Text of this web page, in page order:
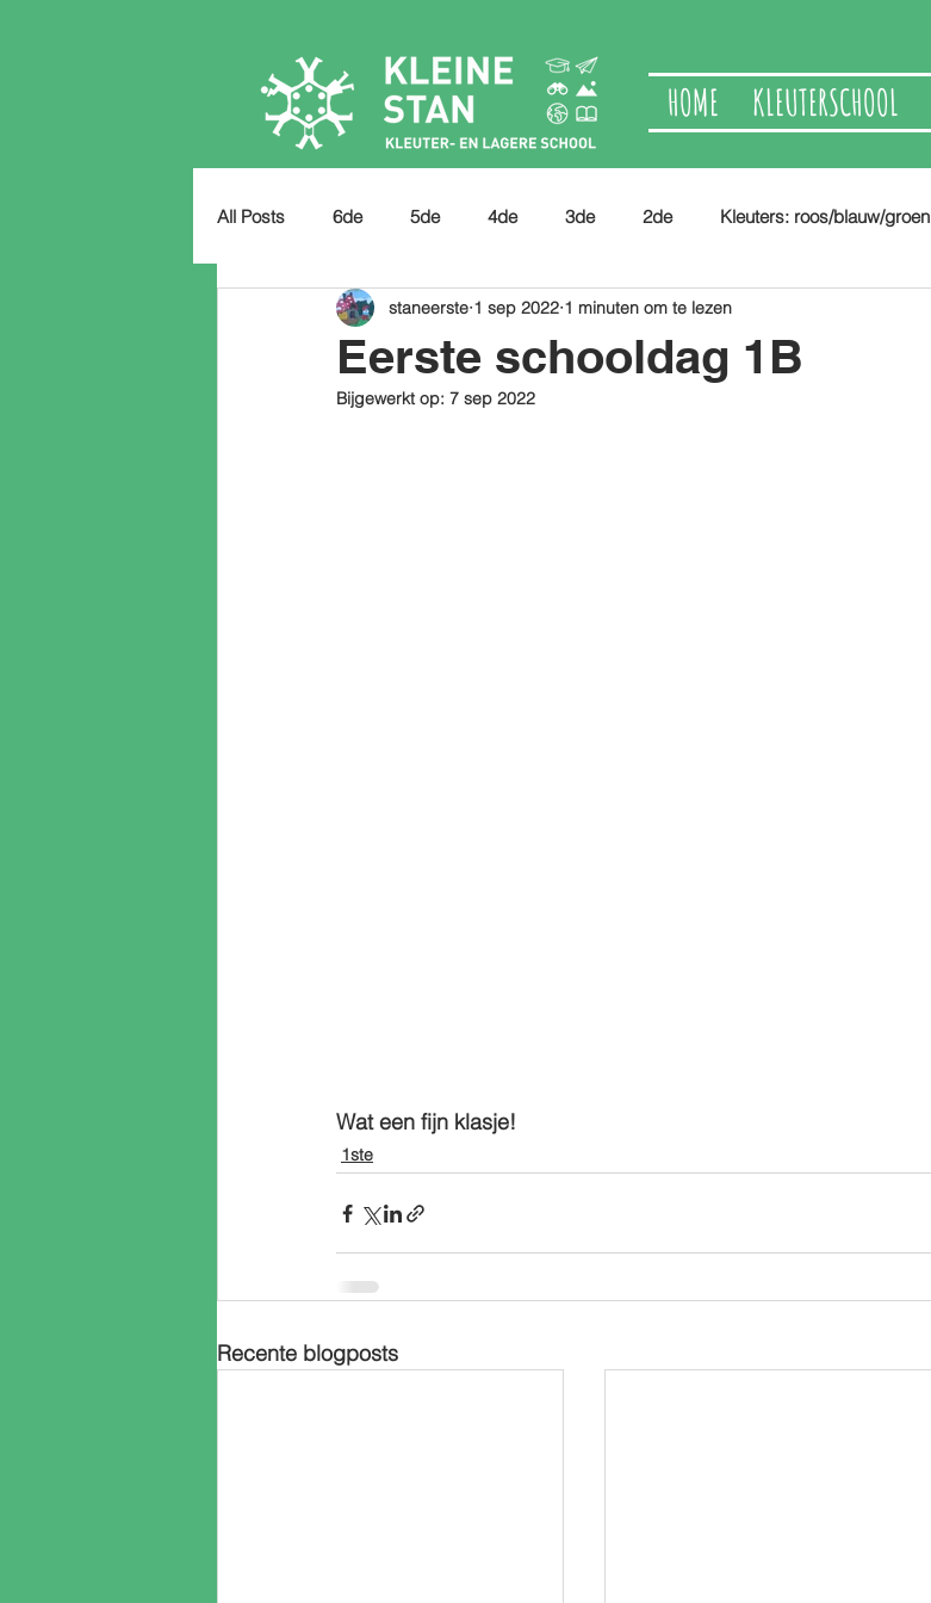
HOME KLEUTERSCHOOL
All Posts 6de 5de 4de 3de 2de Kleuters: roos/blauw/groen
Eerste schooldag 1B
staneerste 1 sep 2022 1 minuten om te lezen
Bijgewerkt op: 7 sep 2022
Wat een fijn klasje!
1ste
Recente blogposts